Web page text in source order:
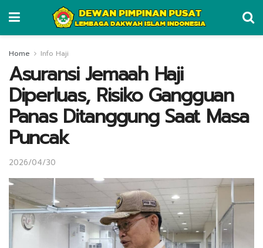
Home Info Haji
Asuransi Jemaah Haji
Diperluas, Risiko Gangguan
Panas Ditanggung Saat Masa
Puncak
2026/04/30